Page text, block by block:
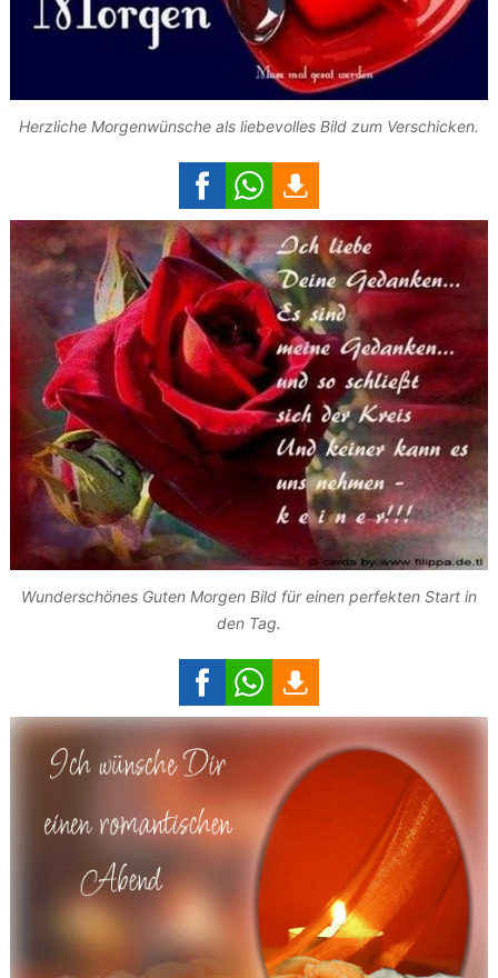
Herzliche Morgenwünsche als liebevolles Bild zum Verschicken.
Wunderschönes Guten Morgen Bild für einen perfekten Start in
den Tag.